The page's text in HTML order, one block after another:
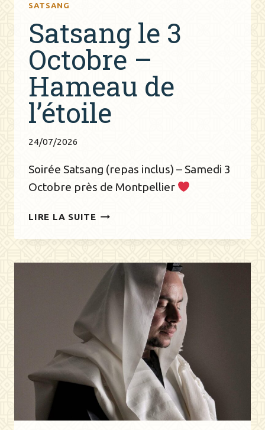
SATSANG
Satsang le 3
Octobre –
Hameau de
l’étoile
24/07/2026
Soirée Satsang (repas inclus) – Samedi 3
Octobre près de Montpellier
LIRE LA SUITE SATSANG
3
HAMEAU